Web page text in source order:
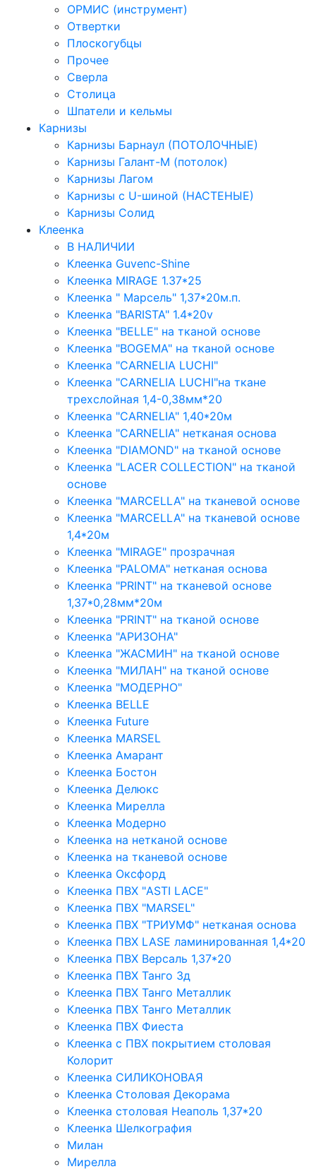
ОРМИС (инструмент)
Отвертки
Плоскогубцы
Прочее
Сверла
Столица
Шпатели и кельмы
Карнизы
Карнизы Барнаул (ПОТОЛОЧНЫЕ)
Карнизы Галант-М (потолок)
Карнизы Лагом
Карнизы с U-шиной (НАСТЕНЫЕ)
Карнизы Солид
Клеенка
В НАЛИЧИИ
Клеенка Guvenc-Shine
Клеенка MIRAGE 1.37*25
Клеенка " Марсель" 1,37*20м.п.
Клеенка "BARISTA" 1.4*20v
Клеенка "BELLE" на тканой основе
Клеенка "BOGEMA" на тканой основе
Клеенка "CARNELIA LUCHI"
Клеенка "CARNELIA LUCHI"на ткане
трехслойная 1,4-0,38мм*20
Клеенка "CARNELIA" 1,40*20м
Клеенка "CARNELIA" нетканая основа
Клеенка "DIAMOND" на тканой основе
Клеенка "LACER COLLECTION" на тканой
основе
Клеенка "MARCELLA" на тканевой основе
Клеенка "MARCELLA" на тканевой основе
1,4*20м
Клеенка "MIRAGE" прозрачная
Клеенка "PALOMA" нетканая основа
Клеенка "PRINT" на тканевой основе
1,37*0,28мм*20м
Клеенка "PRINT" на тканой основе
Клеенка "АРИЗОНА"
Клеенка "ЖАСМИН" на тканой основе
Клеенка "МИЛАН" на тканой основе
Клеенка "МОДЕРНО"
Клеенка BELLE
Клеенка Future
Клеенка MARSEL
Клеенка Амарант
Клеенка Бостон
Клеенка Делюкс
Клеенка Мирелла
Клеенка Модерно
Клеенка на нетканой основе
Клеенка на тканевой основе
Клеенка Оксфорд
Клеенка ПВХ "ASTI LACE"
Клеенка ПВХ "MARSEL"
Клеенка ПВХ "ТРИУМФ" нетканая основа
Клеенка ПВХ LASE ламинированная 1,4*20
Клеенка ПВХ Версаль 1,37*20
Клеенка ПВХ Танго 3д
Клеенка ПВХ Танго Металлик
Клеенка ПВХ Танго Металлик
Клеенка ПВХ Фиеста
Клеенка с ПВХ покрытием столовая
Колорит
Клеенка СИЛИКОНОВАЯ
Клеенка Столовая Декорама
Клеенка столовая Неаполь 1,37*20
Клеенка Шелкография
Милан
Мирелла